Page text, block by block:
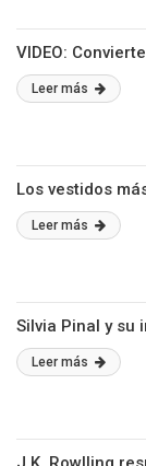
VIDEO:
Leer más
Los vestidos
Leer más
Silvia Pinal y su
Leer más